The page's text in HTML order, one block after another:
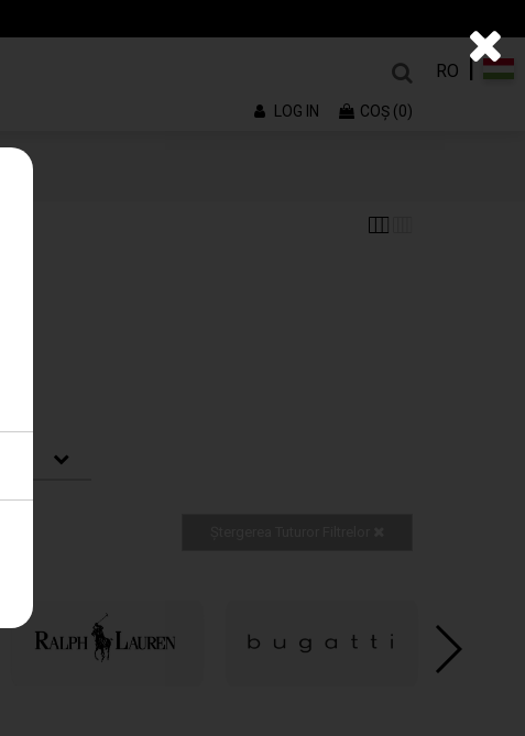
RO |
LOG IN COŞ (0)